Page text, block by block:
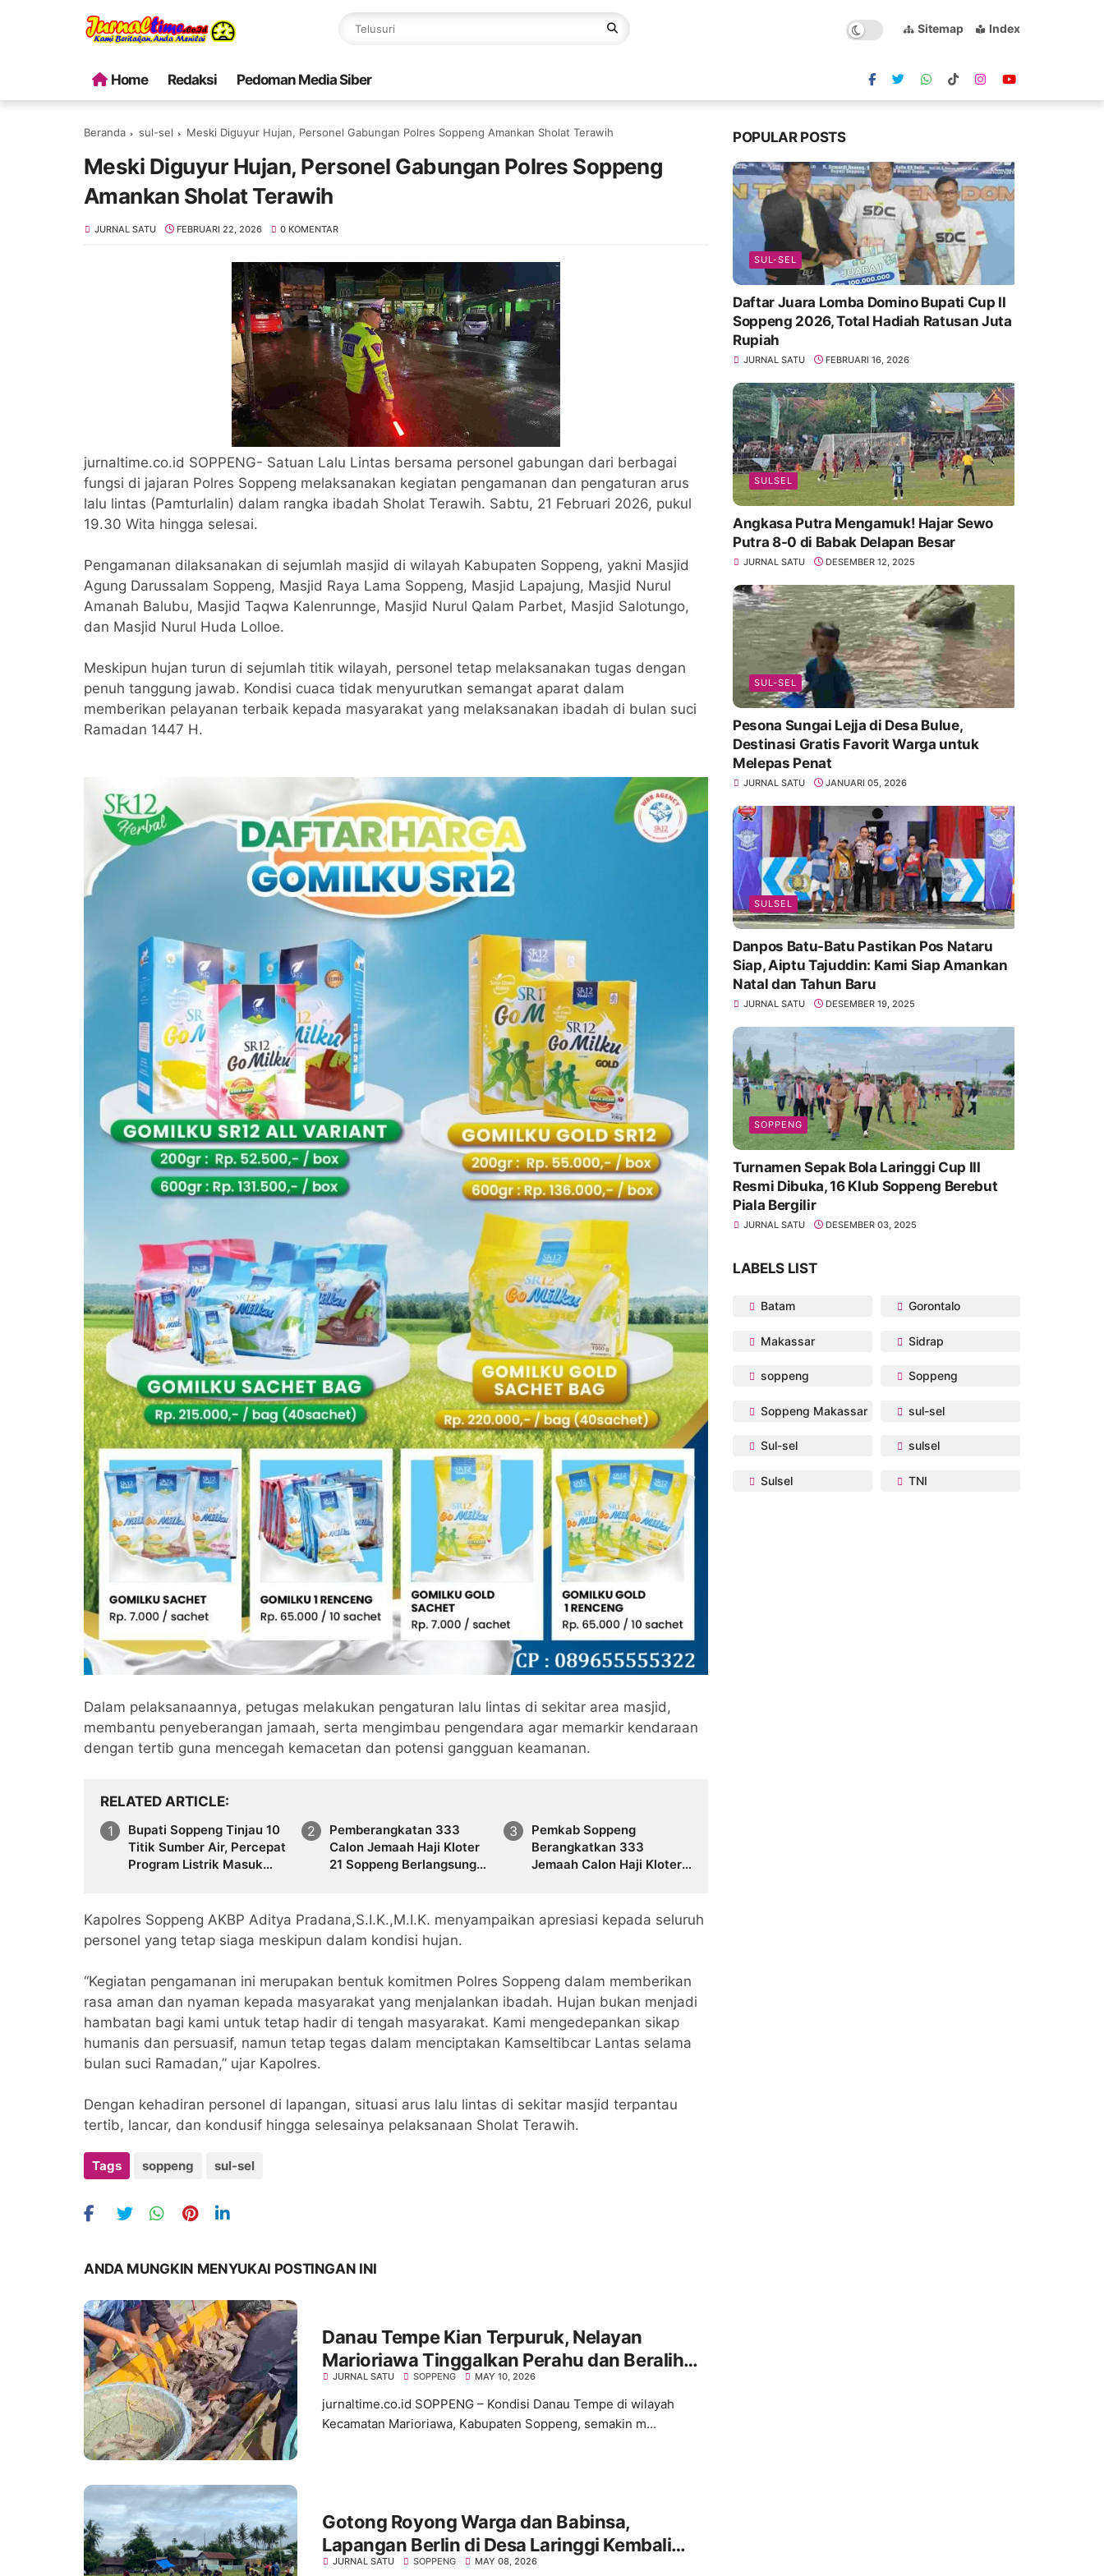
Sitemap Index
Home Redaksi Pedoman Media Siber
Beranda sul-sel Meski Diguyur Hujan, Personel Gabungan Polres Soppeng Amankan Sholat Terawih
Meski Diguyur Hujan, Personel Gabungan Polres Soppeng
Amankan Sholat Terawih
JURNAL SATU FEBRUARI 22, 2026 0 KOMENTAR
jurnaltime.co.id SOPPENG- Satuan Lalu Lintas bersama personel gabungan dari berbagai
fungsi di jajaran Polres Soppeng melaksanakan kegiatan pengamanan dan pengaturan arus
lalu lintas (Pamturlalin) dalam rangka ibadah Sholat Terawih. Sabtu, 21 Februari 2026, pukul
19.30 Wita hingga selesai.
Pengamanan dilaksanakan di sejumlah masjid di wilayah Kabupaten Soppeng, yakni Masjid
Agung Darussalam Soppeng, Masjid Raya Lama Soppeng, Masjid Lapajung, Masjid Nurul
Amanah Balubu, Masjid Taqwa Kalenrunnge, Masjid Nurul Qalam Parbet, Masjid Salotungo,
dan Masjid Nurul Huda Lolloe.
Meskipun hujan turun di sejumlah titik wilayah, personel tetap melaksanakan tugas dengan
penuh tanggung jawab. Kondisi cuaca tidak menyurutkan semangat aparat dalam
memberikan pelayanan terbaik kepada masyarakat yang melaksanakan ibadah di bulan suci
Ramadan 1447 H.
Dalam pelaksanaannya, petugas melakukan pengaturan lalu lintas di sekitar area masjid,
membantu penyeberangan jamaah, serta mengimbau pengendara agar memarkir kendaraan
dengan tertib guna mencegah kemacetan dan potensi gangguan keamanan.
RELATED ARTICLE
Bupati Soppeng Tinjau 10
Titik Sumber Air, Percepat
Program Listrik Masuk
Pemberangkatan 333
Calon Jemaah Haji Kloter
21 Soppeng Berlangsung
Pemkab Soppeng
Berangkatkan 333
Jemaah Calon Haji Kloter
Kapolres Soppeng AKBP Aditya Pradana,S.I.K.,M.I.K. menyampaikan apresiasi kepada seluruh
personel yang tetap siaga meskipun dalam kondisi hujan.
“Kegiatan pengamanan ini merupakan bentuk komitmen Polres Soppeng dalam memberikan
rasa aman dan nyaman kepada masyarakat yang menjalankan ibadah. Hujan bukan menjadi
hambatan bagi kami untuk tetap hadir di tengah masyarakat. Kami mengedepankan sikap
humanis dan persuasif, namun tetap tegas dalam menciptakan Kamseltibcar Lantas selama
bulan suci Ramadan,” ujar Kapolres.
Dengan kehadiran personel di lapangan, situasi arus lalu lintas di sekitar masjid terpantau
tertib, lancar, dan kondusif hingga selesainya pelaksanaan Sholat Terawih.
Tags soppeng sul-sel
ANDA MUNGKIN MENYUKAI POSTINGAN INI
Danau Tempe Kian Terpuruk, Nelayan
Marioriawa Tinggalkan Perahu dan Beralih
Profesi
JURNAL SATU SOPPENG MAY 10, 2026
jurnaltime.co.id SOPPENG – Kondisi Danau Tempe di wilayah
Kecamatan Marioriawa, Kabupaten Soppeng, semakin m...
Gotong Royong Warga dan Babinsa,
Lapangan Berlin di Desa Laringgi Kembali
Bersih dan Siap Digunakan
JURNAL SATU SOPPENG MAY 08, 2026
POPULAR POSTS
SUL-SEL
Daftar Juara Lomba Domino Bupati Cup II
Soppeng 2026, Total Hadiah Ratusan Juta
Rupiah
JURNAL SATU FEBRUARI 16, 2026
SULSEL
Angkasa Putra Mengamuk! Hajar Sewo
Putra 8-0 di Babak Delapan Besar
JURNAL SATU DESEMBER 12, 2025
SUL-SEL
Pesona Sungai Lejja di Desa Bulue,
Destinasi Gratis Favorit Warga untuk
Melepas Penat
JURNAL SATU JANUARI 05, 2026
SULSEL
Danpos Batu-Batu Pastikan Pos Nataru
Siap, Aiptu Tajuddin: Kami Siap Amankan
Natal dan Tahun Baru
JURNAL SATU DESEMBER 19, 2025
SOPPENG
Turnamen Sepak Bola Laringgi Cup III
Resmi Dibuka, 16 Klub Soppeng Berebut
Piala Bergilir
JURNAL SATU DESEMBER 03, 2025
LABELS LIST
Batam Gorontalo
Makassar Sidrap
soppeng Soppeng
Soppeng Makassar sul-sel
Sul-sel sulsel
Sulsel TNI